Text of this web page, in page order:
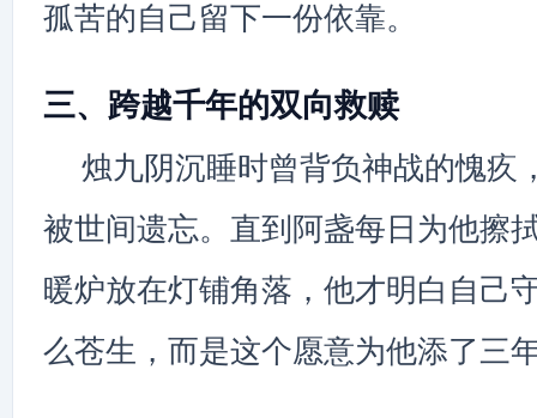
孤苦的自己留下一份依靠。
三、跨越千年的双向救赎
烛九阴沉睡时曾背负神战的愧疚
被世间遗忘。直到阿盏每日为他擦
暖炉放在灯铺角落，他才明白自己
么苍生，而是这个愿意为他添了三